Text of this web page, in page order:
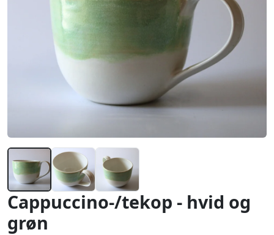
Cappuccino-/tekop - hvid og
grøn